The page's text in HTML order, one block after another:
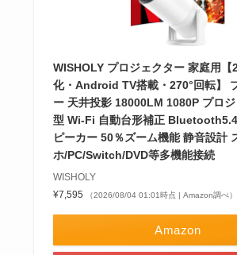
WISHOLY プロジェクター 家庭用【
化・Android TV搭載・270°回転】
ー 天井投影 18000LM 1080P プロ
型 Wi-Fi 自動台形補正
ピーカー 50％ズーム機能 静音設計
ホ/PC/Switch/DVD等多機能接続
WISHOLY
¥7,595
（2026/08/04 01:01時点 | Amazon調べ）
Amazon